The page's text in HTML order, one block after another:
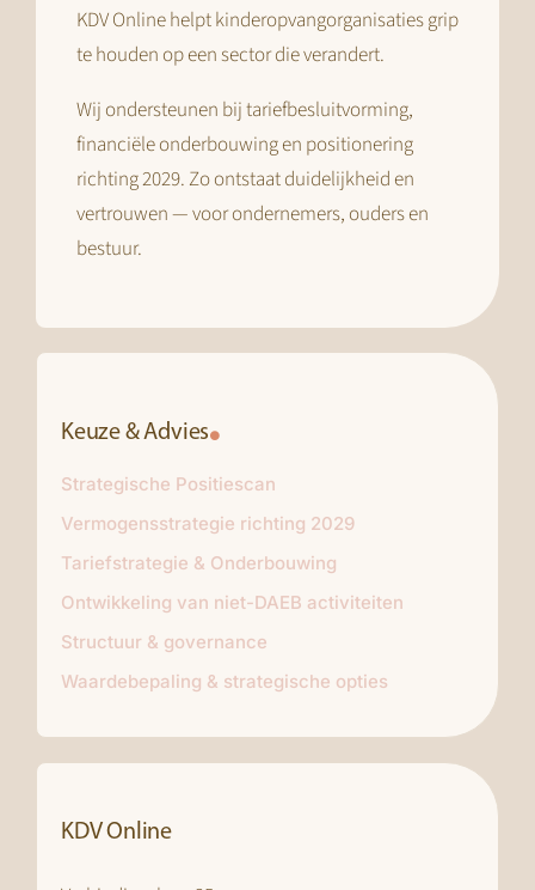
KDV Online helpt kinderopvangorganisaties grip
te houden op een sector die verandert.
Wij ondersteunen bij tariefbesluitvorming,
financiële onderbouwing en positionering
richting 2029. Zo ontstaat duidelijkheid en
vertrouwen — voor ondernemers, ouders en
bestuur.
Keuze & Advies
Strategische Positiescan
Vermogensstrategie richting 2029
Tariefstrategie & Onderbouwing
Ontwikkeling van niet-DAEB activiteiten
Structuur & governance
Waardebepaling & strategische opties
KDV Online